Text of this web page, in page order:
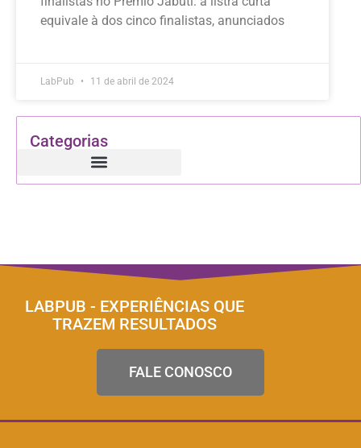
equivale à dos cinco finalistas, anunciados
LabPub 11 de abril de 2024
Categorias
LABPUB - EXPERIÊNCIAS QUE
TRAZEM RESULTADOS
FALE CONOSCO